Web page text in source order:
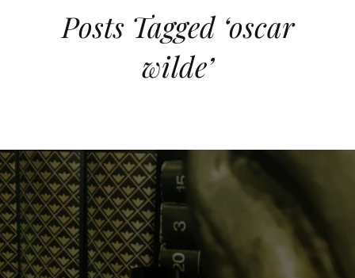
Posts Tagged ‘oscar
wilde’